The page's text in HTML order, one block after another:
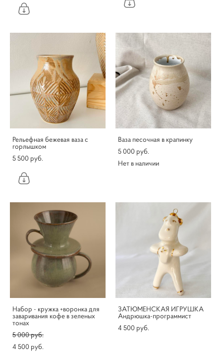
Рельефная бежевая ваза с
горлышком
5 500 pуб.
Ваза песочная в крапинку
5 000 pуб.
Нет в наличии
Набор - кружка +воронка для
заваривания кофе в зеленых
тонах
5 000 pуб.
4 500 pуб.
ЗАТЮМЕНСКАЯ ИГРУШКА
Андрюшка-программист
4 500 pуб.